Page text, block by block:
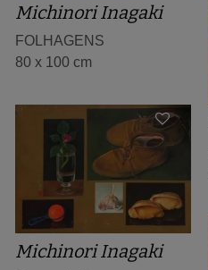
Michinori Inagaki
FOLHAGENS
80 x 100 cm
Michinori Inagaki